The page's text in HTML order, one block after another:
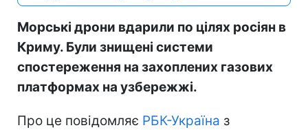
Морські дрони вдарили по цілях росіян в
Криму. Були знищені системи
спостереження на захоплених газових
платформах на узбережжі.
Про це повідомляє РБК-Україна з